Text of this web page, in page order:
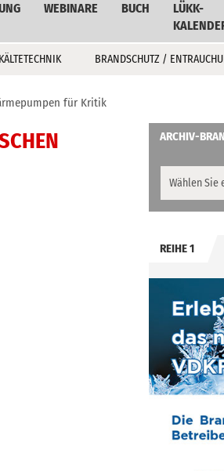
WEBINARE BUCH
LÜKK-
KÄLTETECHNIK BRANDSCHUTZ /
für Kritik
ARCHIV-
REIHE 1